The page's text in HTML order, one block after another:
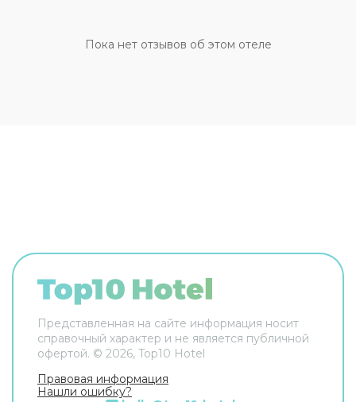
не во всех номерах.
Пока нет отзывов об этом отеле
Представленная на сайте информация носит
справочный характер и не является публичной
офертой. © 2026, Top10 Hotel
Правовая информация
Нашли ошибку?